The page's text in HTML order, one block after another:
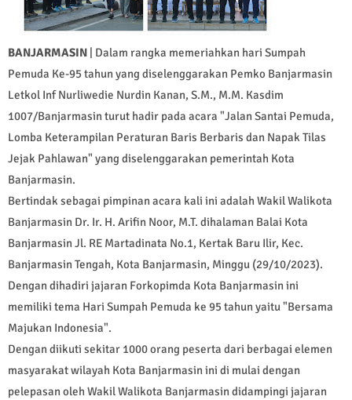
BANJARMASIN | Dalam rangka memeriahkan hari Sumpah
Pemuda Ke-95 tahun yang diselenggarakan Pemko Banjarmasin
Letkol Inf Nurliwedie Nurdin Kanan, S.M., M.M. Kasdim
1007/Banjarmasin turut hadir pada acara "Jalan Santai Pemuda,
Lomba Keterampilan Peraturan Baris Berbaris dan Napak Tilas
Jejak Pahlawan" yang diselenggarakan pemerintah Kota
Banjarmasin.
Bertindak sebagai pimpinan acara kali ini adalah Wakil Walikota
Banjarmasin Dr. Ir. H. Arifin Noor, M.T. dihalaman Balai Kota
Banjarmasin Jl. RE Martadinata No.1, Kertak Baru Ilir, Kec.
Banjarmasin Tengah, Kota Banjarmasin, Minggu (29/10/2023).
Dengan dihadiri jajaran Forkopimda Kota Banjarmasin ini
memiliki tema Hari Sumpah Pemuda ke 95 tahun yaitu "Bersama
Majukan Indonesia".
Dengan diikuti sekitar 1000 orang peserta dari berbagai elemen
masyarakat wilayah Kota Banjarmasin ini di mulai dengan
pelepasan oleh Wakil Walikota Banjarmasin didampingi jajaran